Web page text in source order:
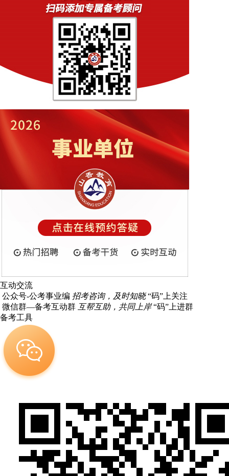
互动交流
公众号-公考事业编 招考咨询，及时知晓 “码”上关注
微信群—备考互动群 互帮互助，共同上岸 “码”上进群
备考工具